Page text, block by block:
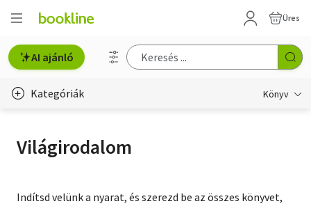
Üres
AI ajánló
Kategóriák Könyv
Erotika
Világirodalom
Indítsd velünk a nyarat, és szerezd be az összes könyvet,